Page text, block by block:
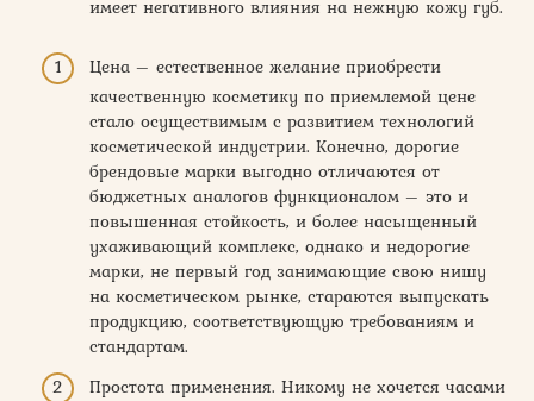
имеет негативного влияния на нежную кожу губ.
Цена – естественное желание приобрести
качественную косметику по приемлемой цене
стало осуществимым с развитием технологий
косметической индустрии. Конечно, дорогие
брендовые марки выгодно отличаются от
бюджетных аналогов функционалом – это и
повышенная стойкость, и более насыщенный
ухаживающий комплекс, однако и недорогие
марки, не первый год занимающие свою нишу
на косметическом рынке, стараются выпускать
продукцию, соответствующую требованиям и
стандартам.
Простота применения. Никому не хочется часами